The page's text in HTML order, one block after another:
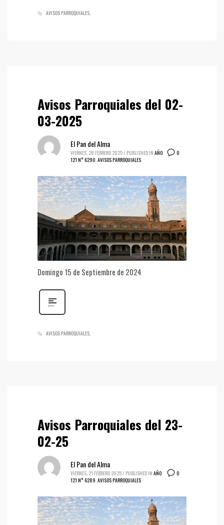
AVISOS PARROQUIALES
Avisos Parroquiales del 02-
03-2025
0
El Pan del Alma
VIERNES, 28 FEBRERO 2025/ PUBLISHED IN AÑO
121 N° 6290,AVISOS PARROQUIALES
Domingo 15 de Septiembre de 2024
AVISOS PARROQUIALES
Avisos Parroquiales del 23-
02-25
0
El Pan del Alma
VIERNES, 21 FEBRERO 2025/ PUBLISHED IN AÑO
121 N° 6289 AVISOS PARROQUIALES